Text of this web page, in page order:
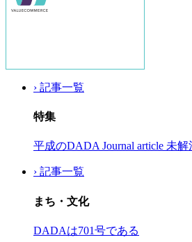
› 記事一覧
特集
平成のDADA Journal article 未
› 記事一覧
まち・文化
DADAは701号である